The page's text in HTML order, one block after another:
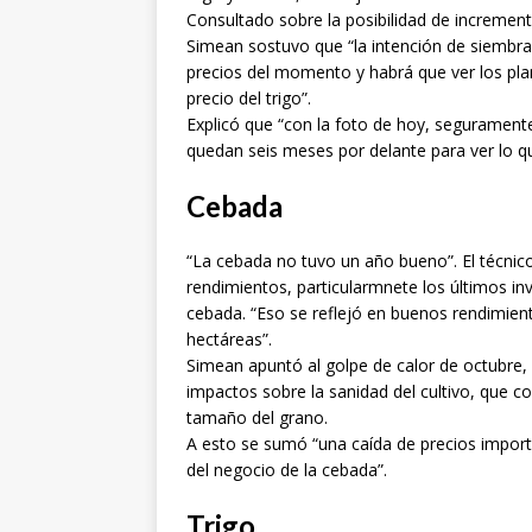
Consultado sobre la posibilidad de
Simean sostuvo que “la intención de
precios del momento y habrá que ver los
precio del trigo”.
Explicó que “con la foto de hoy,
quedan seis meses por delante para ver lo
Cebada
“La cebada no tuvo un año bueno”. El
rendimientos, particularmnete los últimos
cebada. “Eso se reflejó en buenos
hectáreas”.
Simean apuntó al golpe de calor de
impactos sobre la sanidad del cultivo, que
tamaño del grano.
A esto se sumó “una caída de precios
del negocio de la cebada”.